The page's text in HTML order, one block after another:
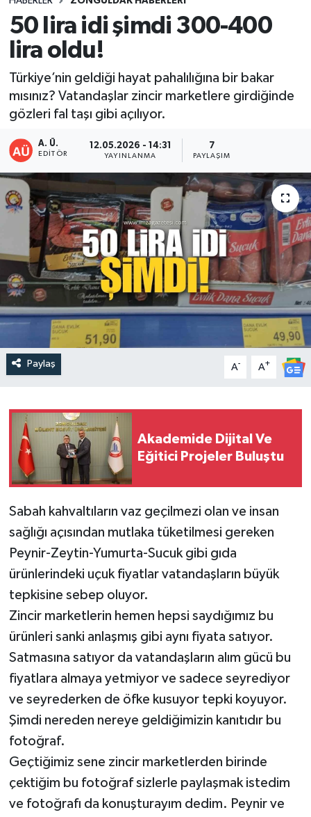
50 lira idi şimdi 300-400
lira oldu!
Türkiye’nin geldiği hayat pahalılığına bir bakar
mısınız? Vatandaşlar zincir marketlere girdiğinde
gözleri fal taşı gibi açılıyor.
A. Ü.
EDITÖR
12.05.2026 - 14:31
YAYINLANMA
7
PAYLAŞIM
Paylaş A- A+
Akademide Dijital Ve
Eğitici Projeler Buluştu
Sabah kahvaltıların vaz geçilmezi olan ve insan
sağlığı açısından mutlaka tüketilmesi gereken
Peynir-Zeytin-Yumurta-Sucuk gibi gıda
ürünlerindeki uçuk fiyatlar vatandaşların büyük
tepkisine sebep oluyor.
Zincir marketlerin hemen hepsi saydığımız bu
ürünleri sanki anlaşmış gibi aynı fiyata satıyor.
Satmasına satıyor da vatandaşların alım gücü bu
fiyatlara almaya yetmiyor ve sadece seyrediyor
ve seyrederken de öfke kusuyor tepki koyuyor.
Şimdi nereden nereye geldiğimizin kanıtıdır bu
fotoğraf.
Geçtiğimiz sene zincir marketlerden birinde
çektiğim bu fotoğraf sizlerle paylaşmak istedim
ve fotoğrafı da konuşturayım dedim. Peynir ve
DEVREK
DÜZCE
EREĞLİ
KASTAMONU